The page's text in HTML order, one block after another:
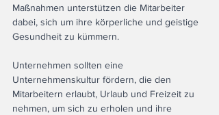
Maßnahmen unterstützen die Mitarbeiter
dabei, sich um ihre körperliche und geistige
Gesundheit zu kümmern.
Unternehmen sollten eine
Unternehmenskultur fördern, die den
Mitarbeitern erlaubt, Urlaub und Freizeit zu
nehmen, um sich zu erholen und ihre